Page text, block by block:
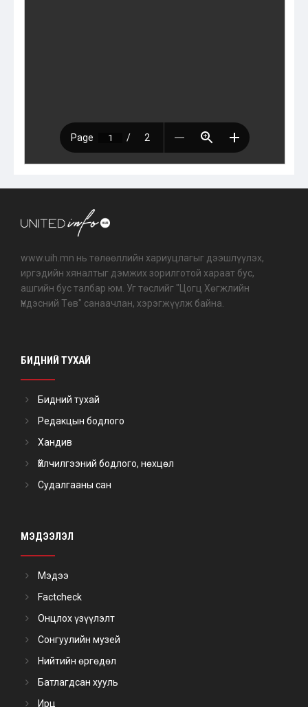
www.uih.mn нь төлөөллийн хариуцлагыг дээшлүүлэх,
иргэдийн хяналтыг дэмжих зорилготой хараат бус,
ашгийн бус талбар юм. Уг төслийг "Цогц Хөгжлийн
Үндэсний Төв" санаачлан, хэрэгжүүлж байна.
БИДНИЙ ТУХАЙ
Бидний тухай
Редакцын бодлого
Хандив
Үйлчилгээний бодлого, нөхцөл
Судалгааны сан
МЭДЭЭЛЭЛ
Мэдээ
Factcheck
Онцлох үзүүлэлт
Сонгуулийн музей
Нийтийн өргөдөл
Батлагдсан хууль
Ирц